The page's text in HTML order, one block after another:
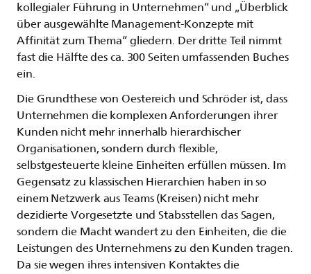
kollegialer Führung in Unternehmen“ und „Überblick
über ausgewählte Management-Konzepte mit
Affinität zum Thema“ gliedern. Der dritte Teil nimmt
fast die Hälfte des ca. 300 Seiten umfassenden Buches
ein.
Die Grundthese von Oestereich und Schröder ist, dass
Unternehmen die komplexen Anforderungen ihrer
Kunden nicht mehr innerhalb hierarchischer
Organisationen, sondern durch flexible,
selbstgesteuerte kleine Einheiten erfüllen müssen. Im
Gegensatz zu klassischen Hierarchien haben in so
einem Netzwerk aus Teams (Kreisen) nicht mehr
dezidierte Vorgesetzte und Stabsstellen das Sagen,
sondern die Macht wandert zu den Einheiten, die die
Leistungen des Unternehmens zu den Kunden tragen.
Da sie wegen ihres intensiven Kontaktes die